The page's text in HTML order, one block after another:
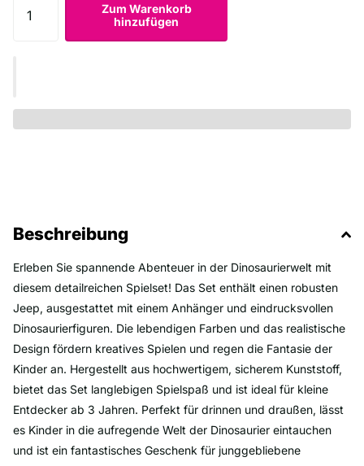
Zum Warenkorb
hinzufügen
Beschreibung
Erleben Sie spannende Abenteuer in der Dinosaurierwelt mit
diesem detailreichen Spielset! Das Set enthält einen robusten
Jeep, ausgestattet mit einem Anhänger und eindrucksvollen
Dinosaurierfiguren. Die lebendigen Farben und das realistische
Design fördern kreatives Spielen und regen die Fantasie der
Kinder an. Hergestellt aus hochwertigem, sicherem Kunststoff,
bietet das Set langlebigen Spielspaß und ist ideal für kleine
Entdecker ab 3 Jahren. Perfekt für drinnen und draußen, lässt
es Kinder in die aufregende Welt der Dinosaurier eintauchen
und ist ein fantastisches Geschenk für junggebliebene